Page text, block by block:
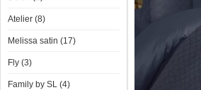
Atelier (8)
Melissa satin (17)
Fly (3)
Family by SL (4)